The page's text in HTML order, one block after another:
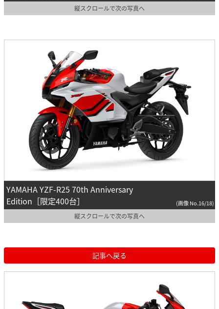
縦スクロールで次の写真へ
YAMAHA YZF-R25 70th Anniversary
Edition［限定400台］
(画像 No.16/18)
縦スクロールで次の写真へ
記事へ戻る